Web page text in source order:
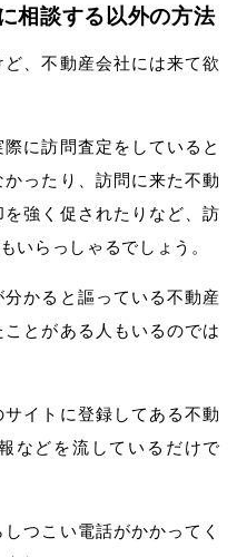
相談する以外の方法
ど、不動産会社には来て欲
に訪問査定をしていると
ったり、訪問に来た不動
強く促されたりなど、訪
いらっしゃるでしょう。
かると謳っている不動産
とがある人もいるのでは
イトに登録してある不動
などを流しているだけで
つこい電話がかかってく